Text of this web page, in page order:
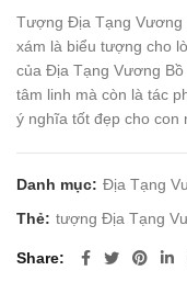
Tượng Địa Tạng Vương
xám là biểu tượng cho
của Địa Tạng Vương
tâm linh mà còn là tác
ý nghĩa tốt đẹp cho con
Danh mục: Địa Tạng
Thẻ: tượng Địa Tạng
Share